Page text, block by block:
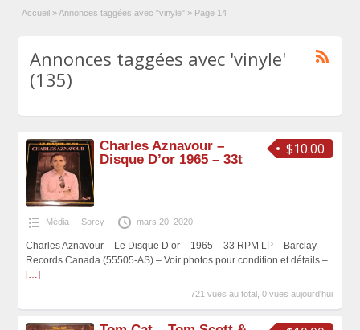
Accueil »Annonces taggées avec "vinyle" » Page 14
Annonces taggées avec 'vinyle'
(135)
$10.00
Charles Aznavour –
Disque D’or 1965 – 33t
Média Sorcy mars 20, 2020
Charles Aznavour – Le Disque D’or – 1965 – 33 RPM LP – Barclay
Records Canada (55505-AS) – Voir photos pour condition et détails –
[…]
721 vues au total, 0 vues aujourd'hui